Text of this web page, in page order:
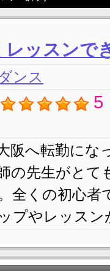
レッスンで
ンス
5
阪へ転勤に
の先生がとて
全くの初心者
プやレッスン